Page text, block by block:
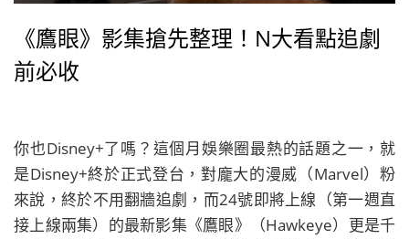
《鷹眼》影集搶先整理！N大看點追劇
前必收
你也Disney+了嗎？這個月娛樂圈最熱的話題之一，就
是Disney+終於正式登台，對龐大的漫威（Marvel）粉
來說，終於不用翻牆追劇，而24號即將上線（第一週直
接上線兩集）的最新影集《鷹眼》（Hawkeye）更是千